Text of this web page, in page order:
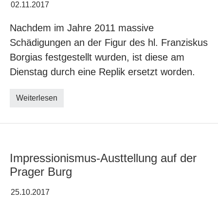
02.11.2017
Nachdem im Jahre 2011 massive
Schädigungen an der Figur des hl. Franziskus
Borgias festgestellt wurden, ist diese am
Dienstag durch eine Replik ersetzt worden.
Weiterlesen
Impressionismus-Austtellung auf der
Prager Burg
25.10.2017